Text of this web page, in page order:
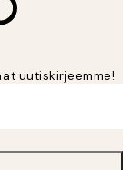
uutiskirjeemme!